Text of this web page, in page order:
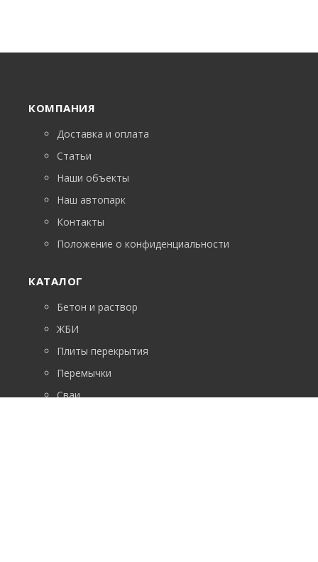
КОМПАНИЯ
Доставка и оплата
Статьи
Наши объекты
Наш автопарк
Контакты
Положение о конфиденциальности
КАТАЛОГ
Бетон и раствор
ЖБИ
Плиты перекрытия
Перемычки
Сваи